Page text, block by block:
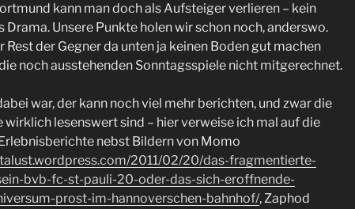
kann man doch als Aufsteiger verlieren – kein
Drama. Unsere Punkte holen wir schon noch, anderswo.
Rest der Gegner da unten ja keinen Boden gut machen
noch ausstehenden Sonntagsspiele nicht mitgerechnet.
war, der kann noch viel mehr berichten, und zwar die
wirklich lesenswert sind – hier verweise ich mal auf die
nebst Bildern von Momo
2011/02/20/das-fragmentierte-
bvb-fc-st-pauli-20-oder-das-sich-eroffnende-
prost-im-hannoverschen-bahnhof/, Zaphod